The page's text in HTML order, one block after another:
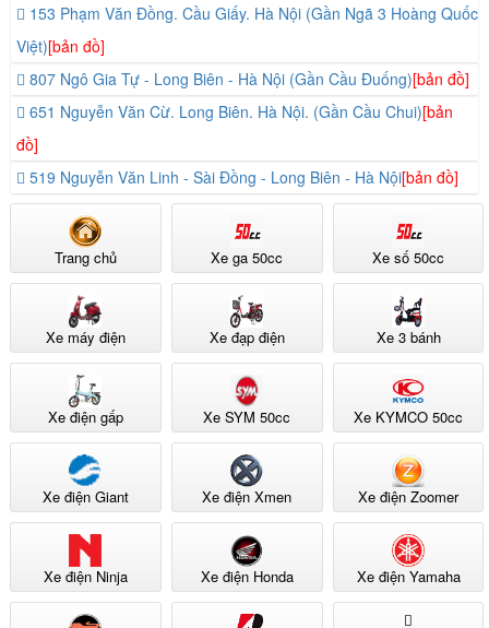
153 Phạm Văn Đồng. Cầu Giấy. Hà Nội (Gần Ngã 3 Hoàng Quốc
Việt)[bản đồ]
807 Ngô Gia Tự - Long Biên - Hà Nội (Gần Cầu Đuống)[bản đồ]
651 Nguyễn Văn Cừ. Long Biên. Hà Nội. (Gần Cầu Chui)[bản
đồ]
519 Nguyễn Văn Linh - Sài Đồng - Long Biên - Hà Nội[bản đồ]
Trang chủ Xe ga 50cc Xe số 50cc
Xe máy điện Xe đạp điện Xe 3 bánh
Xe điện gấp Xe SYM 50cc Xe KYMCO 50cc
Xe điện Giant Xe điện Xmen Xe điện Zoomer
Xe điện Ninja Xe điện Honda Xe điện Yamaha